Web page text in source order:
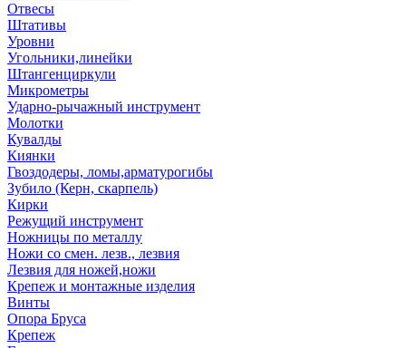
Отвесы
Штативы
Уровни
Угольники,линейки
Штангенциркули
Микрометры
Ударно-рычажный инструмент
Молотки
Кувалды
Киянки
Гвоздодеры, ломы,арматурогибы
Зубило (Керн, скарпель)
Кирки
Режущий инструмент
Ножницы по металлу
Ножи со смен. лезв., лезвия
Лезвия для ножей,ножи
Крепеж и монтажные изделия
Винты
Опора Бруса
Крепеж